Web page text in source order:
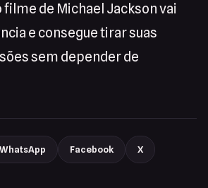
de Michael Jackson vai
e consegue tirar suas
sem depender de
WhatsApp Facebook X